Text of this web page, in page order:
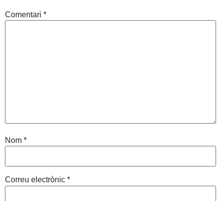
Comentari *
Nom *
Correu electrònic *